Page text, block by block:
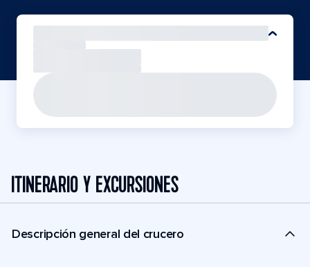
ITINERARIO Y EXCURSIONES
Descripción general del crucero